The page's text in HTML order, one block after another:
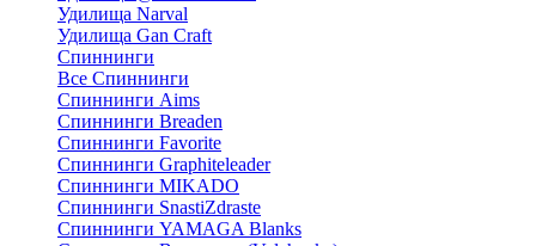
Удилища Narval
Удилища Gan Craft
Спиннинги
Все Спиннинги
Спиннинги Aims
Спиннинги Breaden
Спиннинги Favorite
Спиннинги Graphiteleader
Спиннинги MIKADO
Спиннинги SnastiZdraste
Спиннинги YAMAGA Blanks